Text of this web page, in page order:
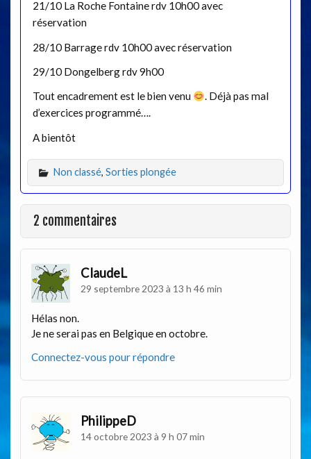
21/10 La Roche Fontaine rdv 10h00 avec
réservation
28/10 Barrage rdv 10h00 avec réservation
29/10 Dongelberg rdv 9h00
Tout encadrement est le bien venu
. Déjà pas mal
d’exercices programmé….
A bientôt
Non classé, Sorties plongée
2 commentaires
ClaudeL
29 septembre 2023 à 13 h 46 min
Hélas non.
Je ne serai pas en Belgique en octobre.
Connectez-vous pour répondre
PhilippeD
14 octobre 2023 à 9 h 07 min